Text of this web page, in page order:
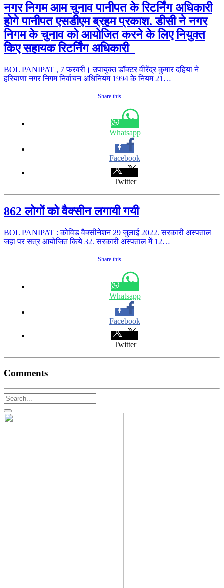
नगर निगम आम चुनाव पानीपत के रिटर्निंग अधिकारी
होगे पानीपत एसडीएम ब्रहम प्रकाश. डीसी ने नगर
निगम के चुनाव को आयोजित करने के लिए नियुक्त
किए सहायक रिटर्निंग अधिकारी
BOL PANIPAT , 7 फरवरी। उपायुक्त डॉक्टर वीरेंद्र कुमार दहिया ने
हरियाणा नगर निगम निर्वाचन अधिनियम 1994 के नियम 21…
Share this...
Whatsapp
Facebook
Twitter
862 लोगों को वैक्सीन लगायी गयी
BOL PANIPAT : कोविड वैक्सीनेशन 29 जुलाई 2022. सरकारी अस्पताल
जहा पर सत्र आयोजित किये 32. सरकारी अस्पताल में 12…
Share this...
Whatsapp
Facebook
Twitter
Comments